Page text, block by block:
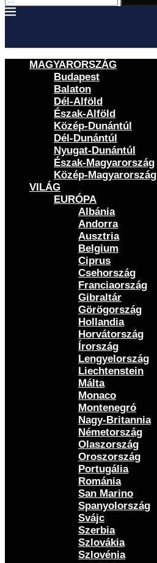
MAGYARORSZÁG
Budapest
Balaton
Dél-Alföld
Észak-Alföld
Közép-Dunántúl
Dél-Dunántúl
Nyugat-Dunántúl
Észak-Magyarország
Közép-Magyarország
VILÁG
EURÓPA
Albánia
Andorra
Ausztria
Belgium
Ciprus
Csehország
Franciaország
Gibraltár
Görögország
Hollandia
Horvátország
Írország
Lengyelország
Liechtenstein
Málta
Monaco
Montenegró
Nagy-Britannia
Németország
Olaszország
Oroszország
Portugália
Románia
San Marino
Spanyolország
Svájc
Szerbia
Szlovákia
Szlovénia